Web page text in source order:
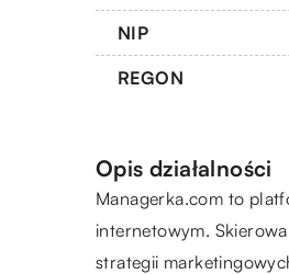
NIP
REGON
Opis działalności
Managerka.com to
internetowym.
strategii